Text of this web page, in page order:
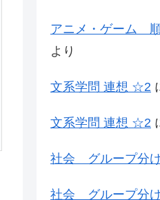
アニメ・ゲーム
より
文系学問 連想 ☆2
文系学問 連想 ☆2
社会 グループ
社会 グループ